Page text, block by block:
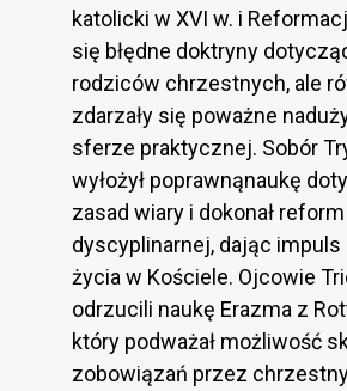
katolicki w XVI w. i
się błędne doktryny
rodziców chrzestnych, ale
zdarzały się poważne
sferze praktycznej. Sobór
wyłożył poprawnąnaukę
zasad wiary i dokonał
dyscyplinarnej, dając impuls
życia w Kościele. Ojcowie
odrzucili naukę Erazma z
który podważał możliwość
zobowiązań przez